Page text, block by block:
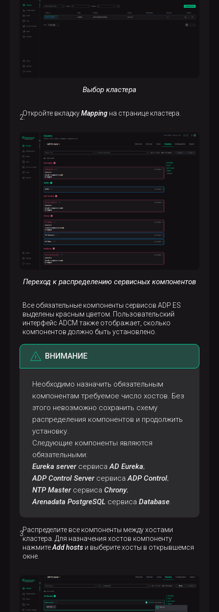
Выбор кластера
Откройте вкладкуMapping на странице кластера.
Переход к распределению сервисных компонентов
Все обязательные компоненты сервисов ADP ES
выделены красным цветом. Пользовательский
интерфейс ADCM также отображает, сколько
компонентов должно быть установлено.
ВНИМАНИЕ
Необходимо назначить обязательным
компонентам требуемое число хостов. Без
этого невозможно сохранить схему
распределения компонентов и продолжить
установку.
Следующие компоненты являются
обязательными:
Eureka serverсервисаAD Eureka;
ADP Control ServerсервисаADP Control;
NTP Masterсервиса Chrony;
Arenadata PostgreSQL сервиса Database.
Распределите все компоненты между хостами
кластера. Для назначения хостов компоненту
нажмитеAdd hosts и выберите хосты в открывшемся
окне.